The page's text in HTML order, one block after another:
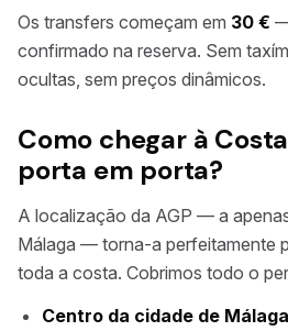
Os transfers começam em 30 €
confirmado na reserva. Sem
ocultas, sem preços dinâmicos.
Como chegar à
porta em porta?
A localização da AGP — a
Málaga — torna-a perfeitamente
toda a costa. Cobrimos todo o
Centro da cidade de Málaga